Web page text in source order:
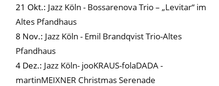
21 Okt.: Jazz Köln - Bossarenova Trio – „Levitar“ im
Altes Pfandhaus
8 Nov.: Jazz Köln - Emil Brandqvist Trio-Altes
Pfandhaus
4 Dez.: Jazz Köln- jooKRAUS-folaDADA -
martinMEIXNER Christmas Serenade